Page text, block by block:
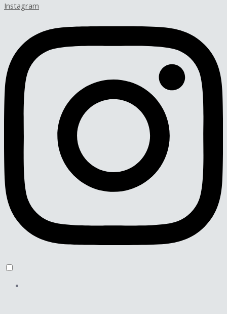
Instagram